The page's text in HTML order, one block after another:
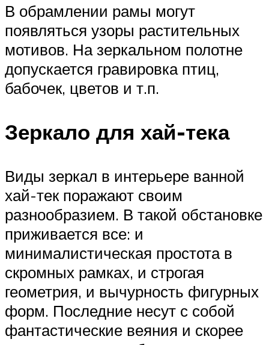
В обрамлении рамы могут
появляться узоры растительных
мотивов. На зеркальном полотне
допускается гравировка птиц,
бабочек, цветов и т.п.
Зеркало для хай-тека
Виды зеркал в интерьере ванной
хай-тек поражают своим
разнообразием. В такой обстановке
приживается все: и
минималистическая простота в
скромных рамках, и строгая
геометрия, и вычурность фигурных
форм. Последние несут с собой
фантастические веяния и скорее